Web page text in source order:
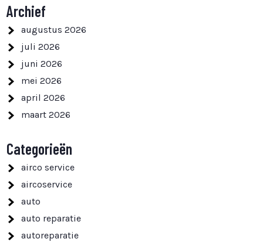
Archief
augustus 2026
juli 2026
juni 2026
mei 2026
april 2026
maart 2026
Categorieën
airco service
aircoservice
auto
auto reparatie
autoreparatie